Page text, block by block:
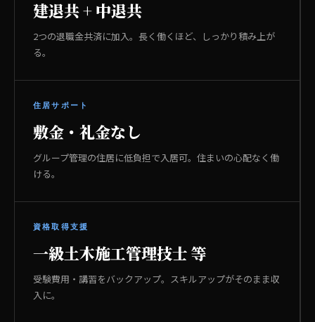
建退共 + 中退共
2つの退職金共済に加入。長く働くほど、しっかり積み上が
る。
住居サポート
敷金・礼金なし
グループ管理の住居に低負担で入居可。住まいの心配なく働
ける。
資格取得支援
一級土木施工管理技士 等
受験費用・講習をバックアップ。スキルアップがそのまま収
入に。